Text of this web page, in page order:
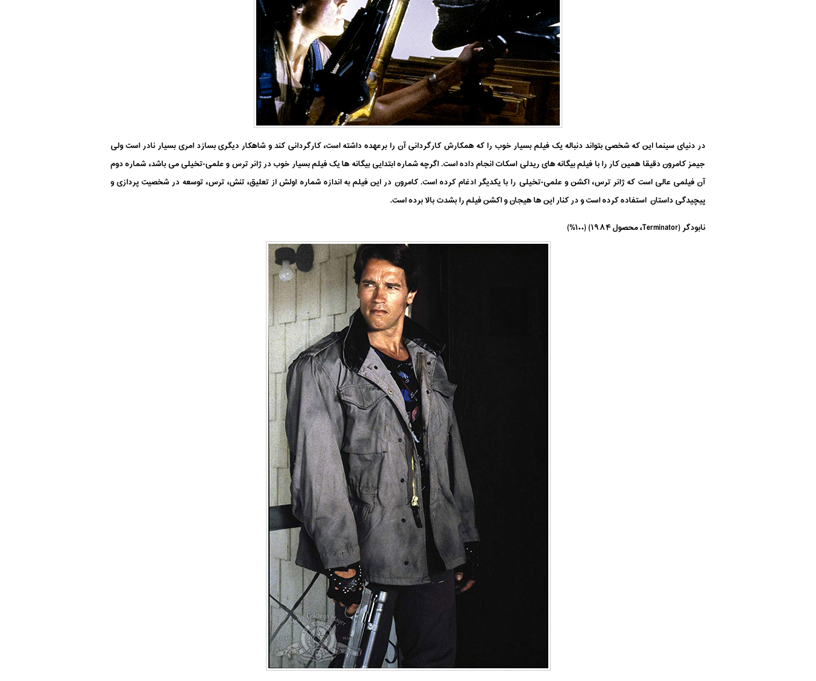
در دنیای سینما این که شخصی بتواند دنباله یک فیلم بسیار خوب را که همکارش کارگردانی آن را برعهده داشته است، کارگردانی کند و شاهکار دیگری بسازد امری بسیار نادر است ولی
جیمز کامرون دقیقا همین کار را با فیلم بیگانه های ریدلی اسکات انجام داده است. اگرچه شماره ابتدایی بیگانه ها یک فیلم بسیار خوب در ژانر ترس و علمی-تخیلی می باشد، شماره دوم
آن فیلمی عالی است که ژانر ترس، اکشن و علمی-تخیلی را با یکدیگر ادغام کرده است. کامرون در این فیلم به اندازه شماره اولش از تعلیق، تنش، ترس، توسعه در شخصیت پردازی و
پیچیدگی داستان استفاده کرده است و در کنار این ها هیجان و اکشن فیلم را بشدت بالا برده است.
نابودگر (Terminator، محصول ۱۹۸۴) (۱۰۰%)